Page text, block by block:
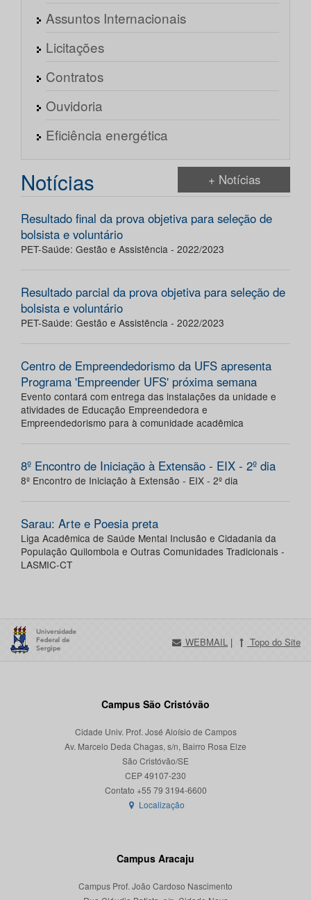
Assuntos Internacionais
Licitações
Contratos
Ouvidoria
Eficiência energética
Notícias + Notícias
Resultado final da prova objetiva para seleção de
bolsista e voluntário
PET-Saúde: Gestão e Assistência - 2022/2023
Resultado parcial da prova objetiva para seleção de
bolsista e voluntário
PET-Saúde: Gestão e Assistência - 2022/2023
Centro de Empreendedorismo da UFS apresenta
Programa 'Empreender UFS' próxima semana
Evento contará com entrega das instalações da unidade e
atividades de Educação Empreendedora e
Empreendedorismo para à comunidade acadêmica
8º Encontro de Iniciação à Extensão - EIX - 2º dia
8º Encontro de Iniciação à Extensão - EIX - 2º dia
Sarau: Arte e Poesia preta
Liga Acadêmica de Saúde Mental Inclusão e Cidadania da
População Quilombola e Outras Comunidades Tradicionais -
LASMIC-CT
WEBMAIL | Topo do Site
Campus São Cristóvão
Cidade Univ. Prof. José Aloísio de Campos
Av. Marcelo Deda Chagas, s/n, Bairro Rosa Elze
São Cristóvão/SE
CEP 49107-230
Localização
Campus Aracaju
Campus Prof. João Cardoso Nascimento